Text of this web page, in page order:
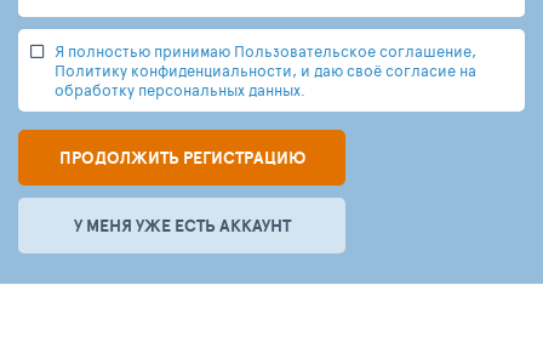
Я полностью принимаю Пользовательское соглашение,
Политику конфиденциальности, и даю своё согласие на
обработку персональных данных.
ПРОДОЛЖИТЬ РЕГИСТРАЦИЮ
У МЕНЯ УЖЕ ЕСТЬ АККАУНТ